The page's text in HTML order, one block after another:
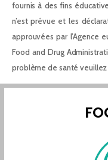
fournis à des fins
n’est prévue et les
approuvées par l’Agence
Food and Drug
problème de santé